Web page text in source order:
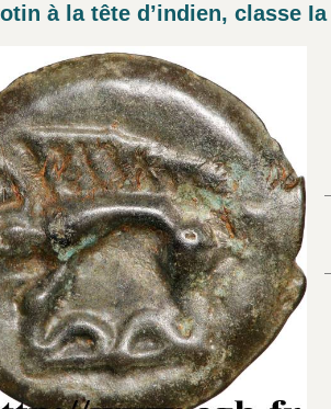
à la tête d’indien, classe Ia